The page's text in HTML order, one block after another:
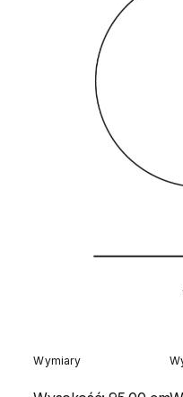
Wymiary